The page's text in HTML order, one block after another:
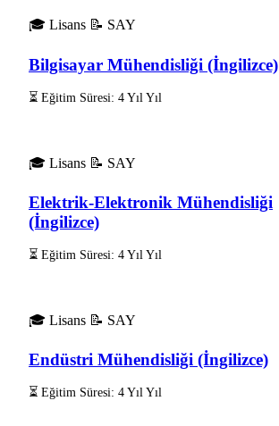
🎓 Lisans 📝 SAY
Bilgisayar Mühendisliği (İngilizce)
⏳ Eğitim Süresi: 4 Yıl Yıl
🎓 Lisans 📝 SAY
Elektrik-Elektronik Mühendisliği
(İngilizce)
⏳ Eğitim Süresi: 4 Yıl Yıl
🎓 Lisans 📝 SAY
Endüstri Mühendisliği (İngilizce)
⏳ Eğitim Süresi: 4 Yıl Yıl